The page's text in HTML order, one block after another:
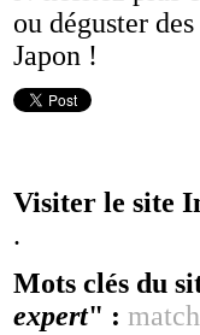
ou déguster
Japon !
Visiter le site
.
Mots clés du
expert" :